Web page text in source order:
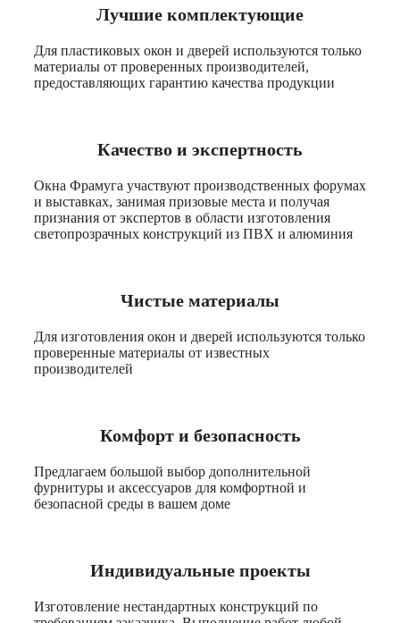
Лучшие комплектующие
Для пластиковых окон и дверей используются только
материалы от проверенных производителей,
предоставляющих гарантию качества продукции
Качество и экспертность
Окна Фрамуга участвуют производственных форумах
и выставках, занимая призовые места и получая
признания от экспертов в области изготовления
светопрозрачных конструкций из ПВХ и алюминия
Чистые материалы
Для изготовления окон и дверей используются только
проверенные материалы от известных
производителей
Комфорт и безопасность
Предлагаем большой выбор дополнительной
фурнитуры и аксессуаров для комфортной и
безопасной среды в вашем доме
Индивидуальные проекты
Изготовление нестандартных конструкций по